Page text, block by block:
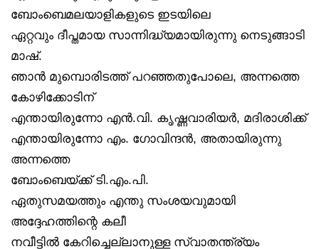
ബോംബെമലയാളികളുടെ ഇടയിലെ
ഏറ്റവും ദീപ്തമായ സാന്നിദ്ധ്യമായിരുന്നു നെടുങ്ങാടി
മാഷ്.
ഞാൻ മുമ്പൊരിടത്ത് പറഞ്ഞതുപോലെ, അന്നത്തെ
കോഴിക്കോടിന്
എന്തായിരുന്നോ എൻ.വി. കൃഷ്ണവാരിയർ, മദിരാശിക്ക്
എന്തായിരുന്നോ എം. ഗോവിന്ദൻ, അതായിരുന്നു
അന്നത്തെ
ബോംബെയ്ക്ക് ടി.എം.പി.
ഏതുസമയത്തും എന്തു സംശയവുമായി
അദ്ദേഹത്തിന്റെ കലീ
നവീട്ടിൽ കേറിച്ചെല്ലാനുള്ള സ്വാതന്ത്ര്യം